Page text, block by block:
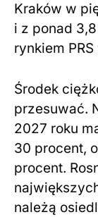
Kraków w
i z ponad
rynkiem
Środek
przesuwać.
2027 roku
30 procent,
procent.
należą